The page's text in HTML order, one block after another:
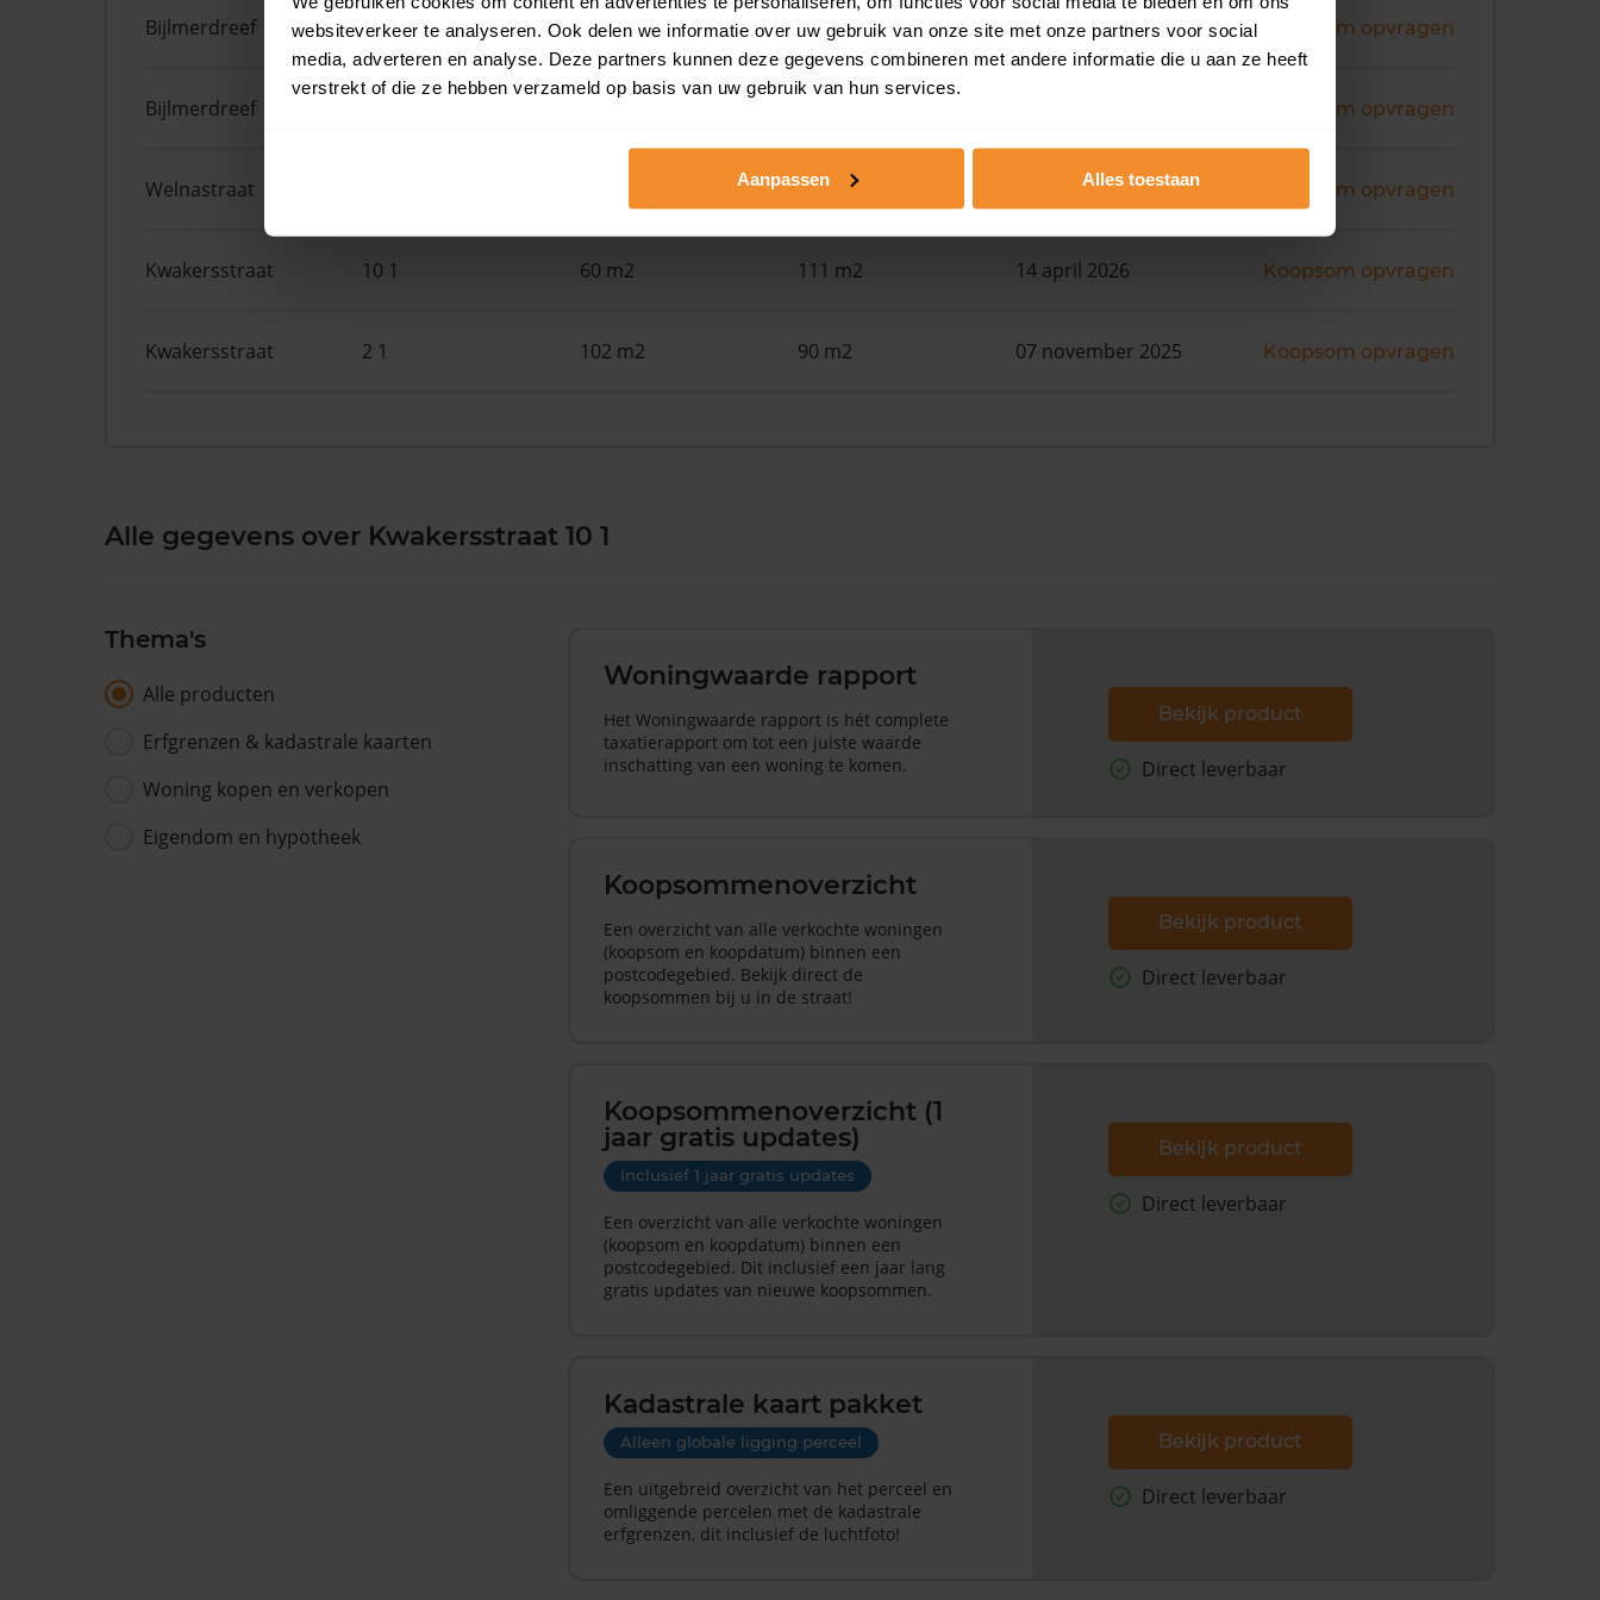
websiteverkeer te analyseren. Ook delen we informatie over uw gebruik van onze site met onze partners voor social
media, adverteren en analyse. Deze partners kunnen deze gegevens combineren met andere informatie die u aan ze heeft
verstrekt of die ze hebben verzameld op basis van uw gebruik van hun services.
Aanpassen Alles toestaan
Bijlmerdreef 1457 110 m2 108 m2 30 juni 2026 Koopsom opvragen
Bijlmerdreef Koopsom opvragen
Welnastraat 3.820 m2 30 juni 2026 Koopsom opvragen
Kwakersstraat 10 1 60 m2 111 m2 14 april 2026 Koopsom opvragen
Kwakersstraat 2 1 102 m2 90 m2 07 november 2025 Koopsom opvragen
Alle gegevens over Kwakersstraat 10 1
Thema's
Alle producten
Erfgrenzen & kadastrale kaarten
Woning kopen en verkopen
Eigendom en hypotheek
Woningwaarde rapport
Het Woningwaarde rapport is hét complete
taxatierapport om tot een juiste waarde
inschatting van een woning te komen.
Bekijk product
Direct leverbaar
Koopsommenoverzicht
Een overzicht van alle verkochte woningen
(koopsom en koopdatum) binnen een
postcodegebied. Bekijk direct de
koopsommen bij u in de straat!
Bekijk product
Direct leverbaar
Koopsommenoverzicht (1
jaar gratis updates)
Inclusief 1 jaar gratis updates
Een overzicht van alle verkochte woningen
(koopsom en koopdatum) binnen een
postcodegebied. Dit inclusief een jaar lang
gratis updates van nieuwe koopsommen.
Bekijk product
Direct leverbaar
Kadastrale kaart pakket
Alleen globale ligging perceel
Een uitgebreid overzicht van het perceel en
omliggende percelen met de kadastrale
erfgrenzen, dit inclusief de luchtfoto!
Bekijk product
Direct leverbaar